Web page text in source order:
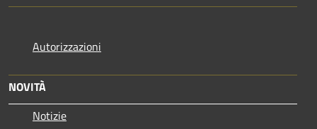
Autorizzazioni
NOVITÀ
Notizie